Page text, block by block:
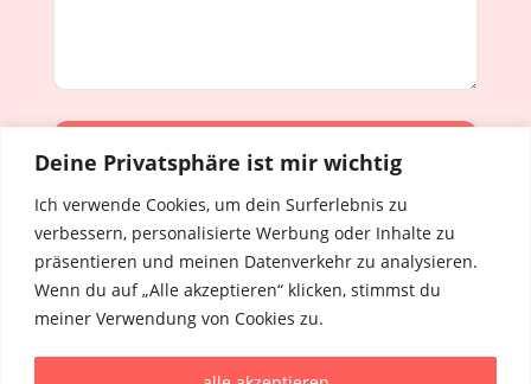
Deine Privatsphäre ist mir wichtig
Ich verwende Cookies, um dein Surferlebnis zu
verbessern, personalisierte Werbung oder Inhalte zu
präsentieren und meinen Datenverkehr zu analysieren.
Wenn du auf „Alle akzeptieren“ klicken, stimmst du
meiner Verwendung von Cookies zu.
Alternative:
Anissa Petschk
Love-Reset Coach
Mülbergerstrasse 31